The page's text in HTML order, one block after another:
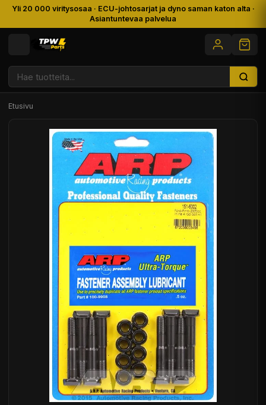
Yli 20 000 viritysosaa · ECU-johtosarjat ja dyno saman katon alta ·
Asiantuntevaa palvelua
Etusivu